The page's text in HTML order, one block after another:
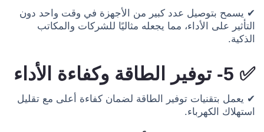
✔ يسمح بتوصيل عدد كبير من الأجهزة في وقت واحد دون
التأثير على الأداء، مما يجعله مثاليًا للشركات والمكاتب
الذكية.
✅ 5- توفير الطاقة وكفاءة الأداء
✔ يعمل بتقنيات توفير الطاقة لضمان كفاءة أعلى مع تقليل
استهلاك الكهرباء.